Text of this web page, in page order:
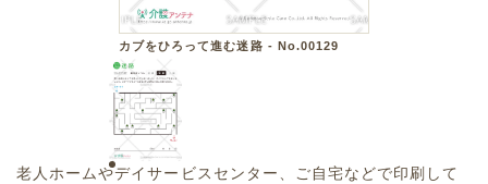
カブをひろって進む迷路 - No.00129
老人ホームやデイサービスセンター、ご自宅などで印刷して